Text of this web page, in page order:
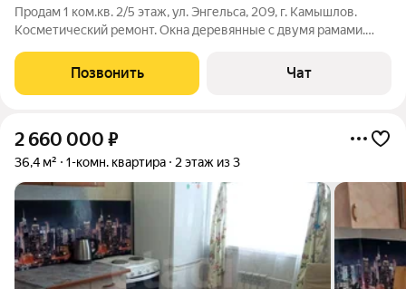
Продам 1 ком.кв. 2/5 этаж, ул. Энгельса, 209, г. Камышлов.
Косметический ремонт. Окна деревянные с двумя рамами.
Стены выровнены, обои. Пол линолеум. Санузел совмещен.
Входная дверь
Позвонить Чат
2 660 000 ₽
36,4 м² 1-комн. квартира 2 этаж из 3